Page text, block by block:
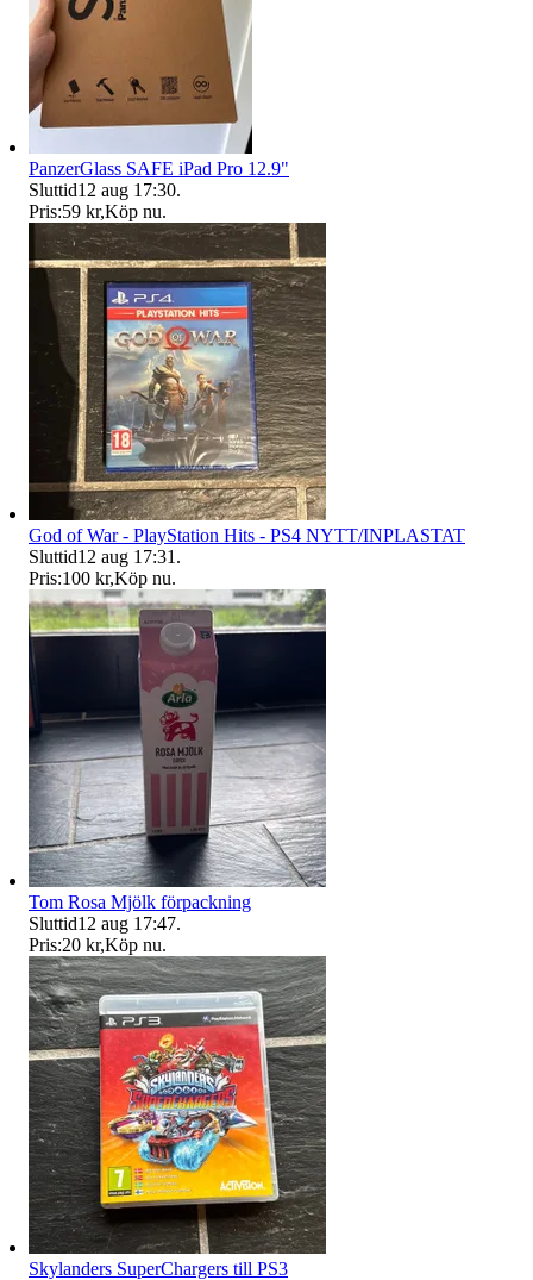
PanzerGlass SAFE iPad Pro 12.9"
Sluttid12 aug 17:30.
Pris:59 kr,Köp nu.
God of War - PlayStation Hits - PS4 NYTT/INPLASTAT
Sluttid12 aug 17:31 .
Pris:100 kr,Köp nu.
Tom Rosa Mjölk förpackning
Sluttid12 aug 17:47.
Pris:20 kr,Köp nu.
Skylanders SuperChargers till PS3